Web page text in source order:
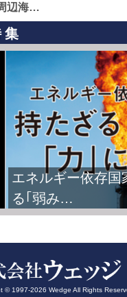
辺海…
集
エネルギー依存
る｢弱み…
© 1997-2026 Wedge All Rights